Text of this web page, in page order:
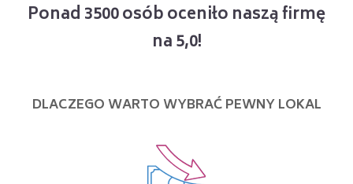
Ponad 3500 osób oceniło naszą firmę
na 5,0!
DLACZEGO WARTO WYBRAĆ PEWNY LOKAL